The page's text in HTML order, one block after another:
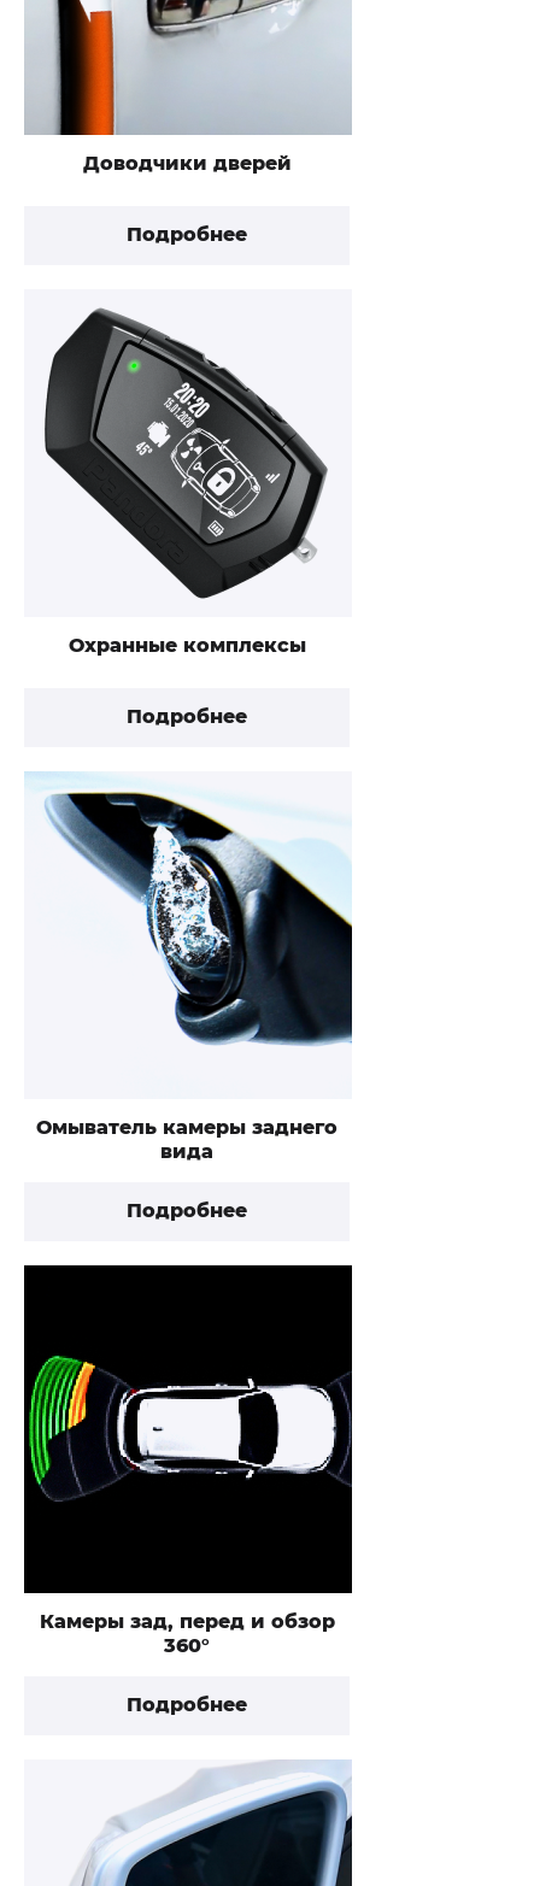
Доводчики дверей
Подробнее
Охранные комплексы
Подробнее
Омыватель камеры заднего
вида
Подробнее
Камеры зад, перед и обзор
360°
Подробнее